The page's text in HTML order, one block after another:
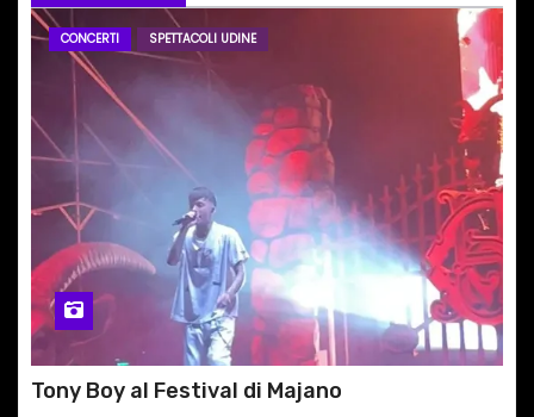
r
i
c
o
l
i
CONCERTI SPETTACOLI UDINE
Tony Boy al Festival di Majano